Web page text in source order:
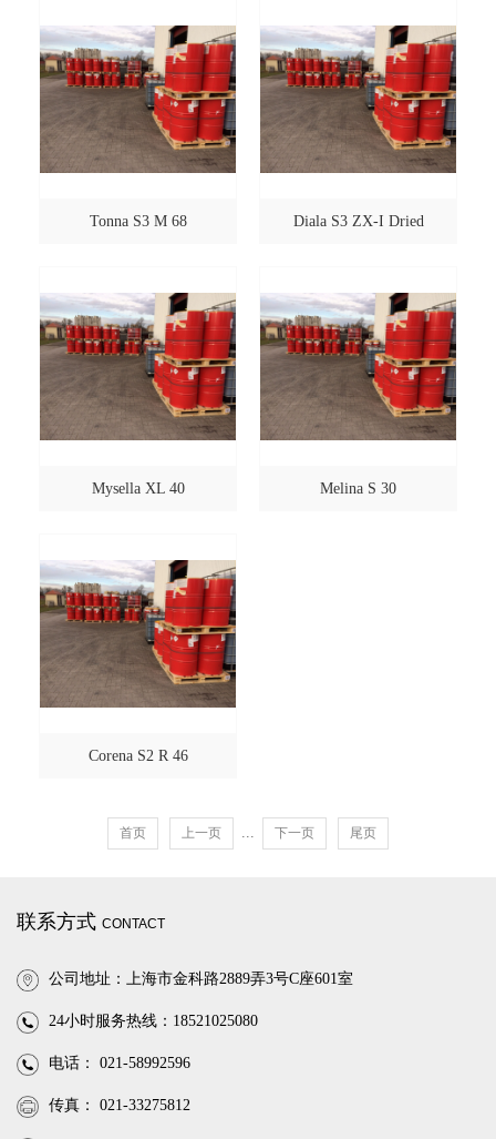
Tonna S3 M 68 Diala S3 ZX-I Dried
Mysella XL 40 Melina S 30
Corena S2 R 46
首页 上一页 ... 下一页 尾页
联系方式 CONTACT
公司地址：上海市金科路2889弄3号C座601室
24小时服务热线：18521025080
电话： 021-58992596
传真： 021-33275812